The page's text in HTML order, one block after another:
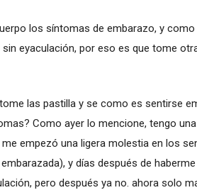
los síntomas de embarazo, y como
eyaculación, por eso es que tome otra
las pastilla y se como es sentirse
Como ayer lo mencione, tengo
empezó una ligera molestia en los
y días después de
pero después ya no. ahora solo